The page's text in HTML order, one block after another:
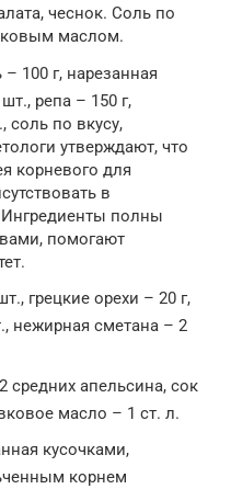
чеснок. Соль по
маслом.
100 г, нарезанная
репа – 150 г,
по вкусу,
утверждают, что
корневого для
в
полны
помогают
грецкие орехи – 20 г,
нежирная сметана – 2
средних апельсина, сок
масло – 1 ст. л.
кусочками,
корнем